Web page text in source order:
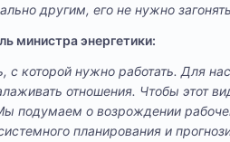
другим, его не нужно
министра энергетики:
с которой нужно работать. Для
отношения. Чтобы этот
подумаем о возрождении
планирования и